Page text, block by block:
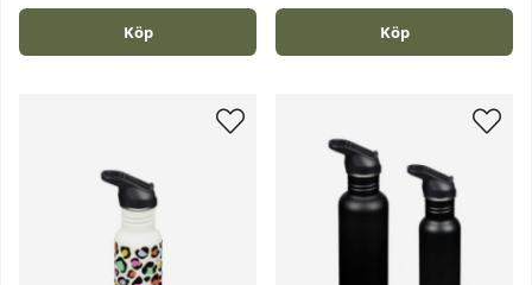
Köp Köp